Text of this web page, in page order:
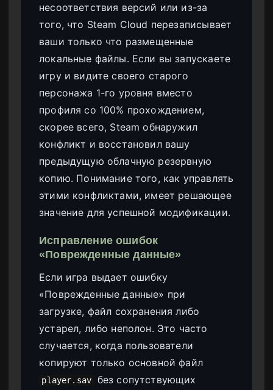
несоответствия версий или из-за
того, что Steam Cloud перезаписывает
ваши только что размещенные
локальные файлы. Если вы запускаете
игру и видите своего старого
персонажа 1-го уровня вместо
профиля со 100% прохождением,
скорее всего, Steam обнаружил
конфликт и восстановил вашу
предыдущую облачную резервную
копию. Понимание того, как управлять
этими конфликтами, имеет решающее
значение для успешной модификации.
Исправление ошибок
«Поврежденные данные»
Если игра выдает ошибку
«Поврежденные данные» при
загрузке, файл сохранения либо
устарел, либо неполон. Это часто
случается, когда пользователи
копируют только основной файл
player.sav
без сопутствующих